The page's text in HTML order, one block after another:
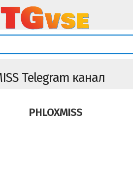
Telegram канал
PHLOXMISS